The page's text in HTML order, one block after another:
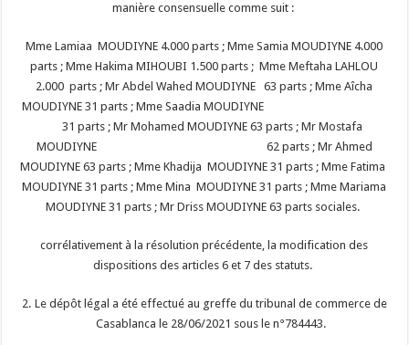
manière consensuelle comme suit :
Mme Lamiaa MOUDIYNE 4.000 parts ; Mme Samia MOUDIYNE 4.000
parts ; Mme Hakima MIHOUBI 1.500 parts ; Mme Meftaha LAHLOU
2.000 parts ; Mr Abdel Wahed MOUDIYNE 63 parts ; Mme Aîcha
MOUDIYNE 31 parts ; Mme Saadia MOUDIYNE
31 parts ; Mr Mohamed MOUDIYNE 63 parts ; Mr Mostafa
MOUDIYNE 62 parts ; Mr Ahmed
MOUDIYNE 63 parts ; Mme Khadija MOUDIYNE 31 parts ; Mme Fatima
MOUDIYNE 31 parts ; Mme Mina MOUDIYNE 31 parts ; Mme Mariama
MOUDIYNE 31 parts ; Mr Driss MOUDIYNE 63 parts sociales.
corrélativement à la résolution précédente, la modification des
dispositions des articles 6 et 7 des statuts.
Le dépôt légal a été effectué au greffe du tribunal de commerce de
Casablanca le 28/06/2021 sous le n°784443.